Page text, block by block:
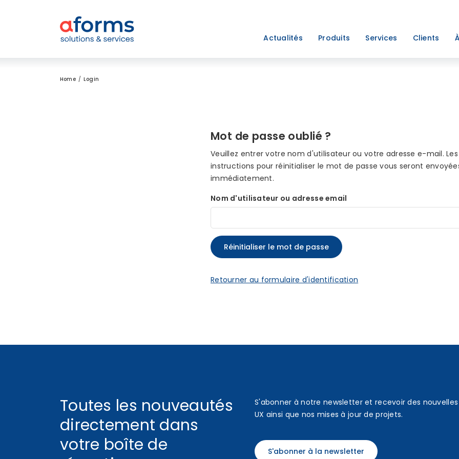
Actualités Produits Services Clients
Home Login
Mot de passe oublié ?
Veuillez entrer votre nom d'utilisateur ou votre adresse e-mail. Les
instructions pour réinitialiser le mot de passe vous seront
immédiatement.
Nom d'utilisateur ou adresse email
Retourner au formulaire d'identification
Toutes les nouveautés
directement dans
votre boîte de
S'abonner à notre newsletter et recevoir des
UX ainsi que nos mises à jour de projets.
S'abonner à la newsletter